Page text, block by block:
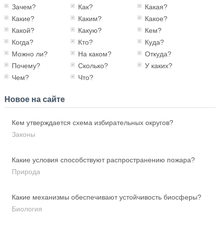
Зачем?
Как?
Какая?
Какие?
Каким?
Какое?
Какой?
Какую?
Кем?
Когда?
Кто?
Куда?
Можно ли?
На каком?
Откуда?
Почему?
Сколько?
У каких?
Чем?
Что?
Новое на сайте
Кем утверждается схема избирательных округов?
Законы
Какие условия способствуют распространению пожара?
Природа
Какие механизмы обеспечивают устойчивость биосферы?
Биология